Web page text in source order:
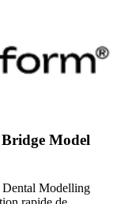
Model
Modelling